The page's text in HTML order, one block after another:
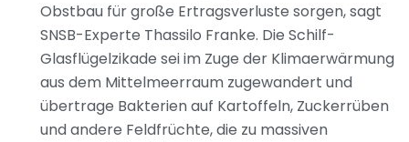
Obstbau für große Ertragsverluste sorgen, sagt
SNSB-Experte Thassilo Franke. Die Schilf-
Glasflügelzikade sei im Zuge der Klimaerwärmung
aus dem Mittelmeerraum zugewandert und
übertrage Bakterien auf Kartoffeln, Zuckerrüben
und andere Feldfrüchte, die zu massiven